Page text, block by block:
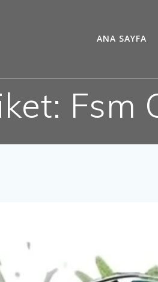
ANA SAYFA
Fsm